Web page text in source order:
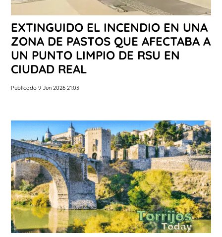
EXTINGUIDO EL INCENDIO EN UNA
ZONA DE PASTOS QUE AFECTABA A
UN PUNTO LIMPIO DE RSU EN
CIUDAD REAL
Publicado 9 Jun 2026 21:03